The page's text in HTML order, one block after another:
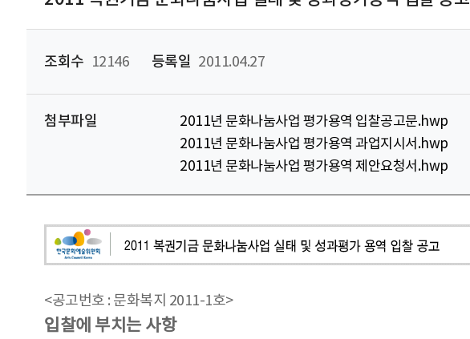
조회수 12146 등록일 2011.04.27
첨부파일 2011년 문화나눔사업 평가용역 입찰공고문.hwp
2011년 문화나눔사업 평가용역 과업지시서.hwp
2011년 문화나눔사업 평가용역 제안요청서.hwp
<공고번호 : 문화복지 2011-1호>
입찰에 부치는 사항